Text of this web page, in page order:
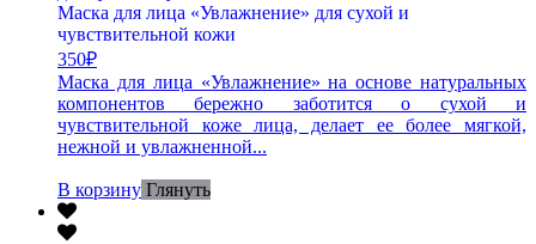
Маска для лица «Увлажнение» для сухой и
чувствительной кожи
350₽
Маска для лица «Увлажнение» на основе натуральных
компонентов бережно заботится о сухой и
чувствительной коже лица, делает ее более мягкой,
нежной и увлажненной...
В корзину Глянуть